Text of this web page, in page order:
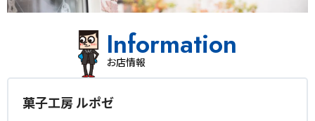
Information
お店情報
菓子工房 ルポゼ